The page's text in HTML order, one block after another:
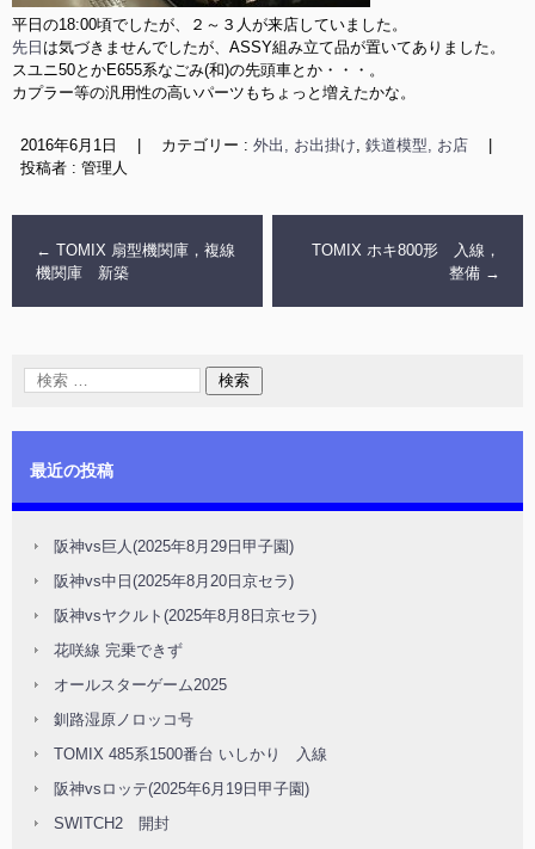
平日の18:00頃でしたが、２～３人が来店していました。
先日 は気づきませんでしたが、ASSY組み立て品が置いてありました。
スユニ50とかE655系なごみ(和)の先頭車とか・・・。
カプラー等の汎用性の高いパーツもちょっと増えたかな。
2016年6月1日 カテゴリー : 外出, お出掛け, 鉄道模型, お店
投稿者 : 管理人
← TOMIX 扇型機関庫，複線
機関庫 新築
TOMIX ホキ800形 入線，
整備 →
最近の投稿
阪神vs巨人(2025年8月29日甲子園)
阪神vs中日(2025年8月20日京セラ)
阪神vsヤクルト(2025年8月8日京セラ)
花咲線 完乗できず
オールスターゲーム2025
釧路湿原ノロッコ号
TOMIX 485系1500番台 いしかり 入線
阪神vsロッテ(2025年6月19日甲子園)
SWITCH2 開封